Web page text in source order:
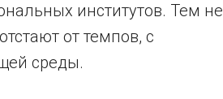
институтов. Тем не
от темпов, с
среды.